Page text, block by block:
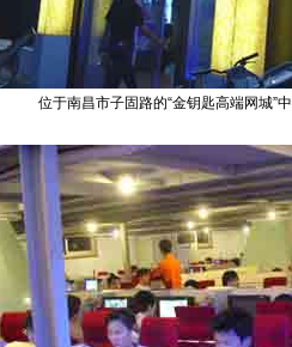
位于南昌市子固路的“金钥匙高端网城”